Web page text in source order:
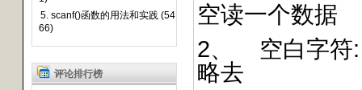
5. scanf()函数的用法和实践 (54
66)
评论排行榜
空读一个数据
2、 空白字符:
略去